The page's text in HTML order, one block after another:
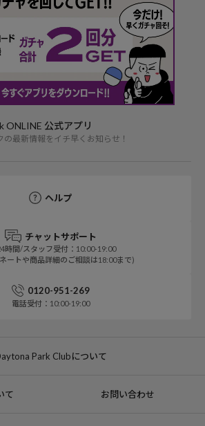
ONLINE 公式アプリ
の最新情報をイチ早くお知らせ！
ヘルプ
チャットサポート
時間/スタッフ受付：10:00-19:00
ートや商品詳細のご相談は18:00まで)
0120-951-269
電話受付：10:00-19:00
Park Clubについて
て お問い合わせ